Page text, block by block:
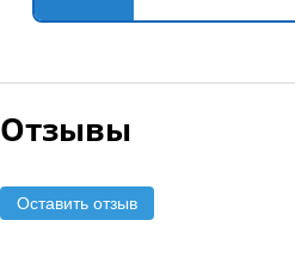
Отзывы
Оставить отзыв